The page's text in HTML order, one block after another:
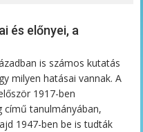
és előnyei, a
is számos kutatás
milyen hatásai vannak. A
1917-ben
című tanulmányában,
1947-ben be is tudták